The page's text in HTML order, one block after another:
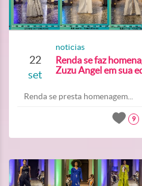
22
set
noticias
Renda se faz
Zuzu Angel em sua
Renda se presta homenagem...
9